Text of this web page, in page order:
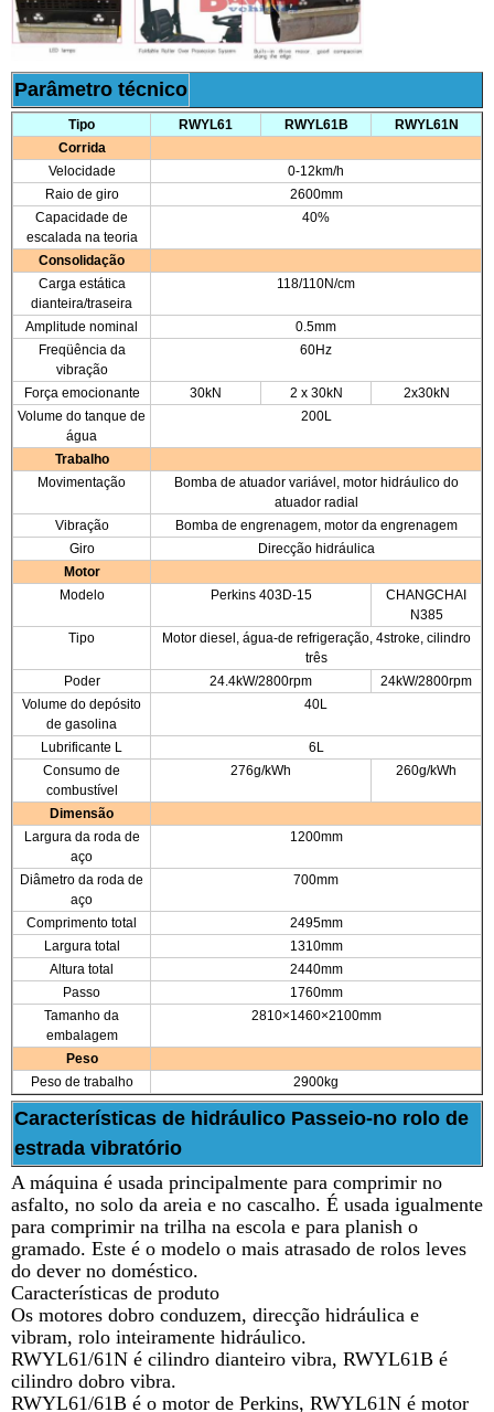
Parâmetro técnico
Tipo RWYL61 RWYL61B
RWYL61N
Corrida
Velocidade
0-12km/h
Raio de giro
2600mm
Capacidade de
escalada na teoria
40%
Consolidação
Carga estática
dianteira/traseira
118/110N/cm
Amplitude nominal
0.5mm
Freqüência da
vibração
60Hz
Força emocionante 30kN 2 x 30kN
2x30kN
Volume do tanque de
água
200L
Trabalho
Movimentação
Bomba de atuador variável, motor hidráulico do
atuador radial
Vibração
Bomba de engrenagem, motor da engrenagem
Giro
Direcção hidráulica
Motor
Modelo
Perkins 403D-15
CHANGCHAI
N385
Tipo
Motor diesel, água-de refrigeração, 4stroke, cilindro
três
Poder
24.4kW/2800rpm
24kW/2800rpm
Volume do depósito
de gasolina
40L
Lubrificante L
6L
Consumo de
combustível
276g/kWh 260g/kWh
Dimensão
Largura da roda de
aço
1200mm
Diâmetro da roda de
aço
700mm
Comprimento total
2495mm
Largura total
1310mm
Altura total
2440mm
Passo
1760mm
Tamanho da
embalagem
2810×1460×2100mm
Peso
Peso de trabalho
2900kg
Características de hidráulico Passeio-no rolo de
estrada vibratório
A máquina é usada principalmente para comprimir no
asfalto, no solo da areia e no cascalho. É usada igualmente
para comprimir na trilha na escola e para planish o
gramado. Este é o modelo o mais atrasado de rolos leves
do dever no doméstico.
Características de produto
Os motores dobro conduzem, direcção hidráulica e
vibram, rolo inteiramente hidráulico.
RWYL61/61N é cilindro dianteiro vibra, RWYL61B é
cilindro dobro vibra.
RWYL61/61B é o motor de Perkins, RWYL61N é motor